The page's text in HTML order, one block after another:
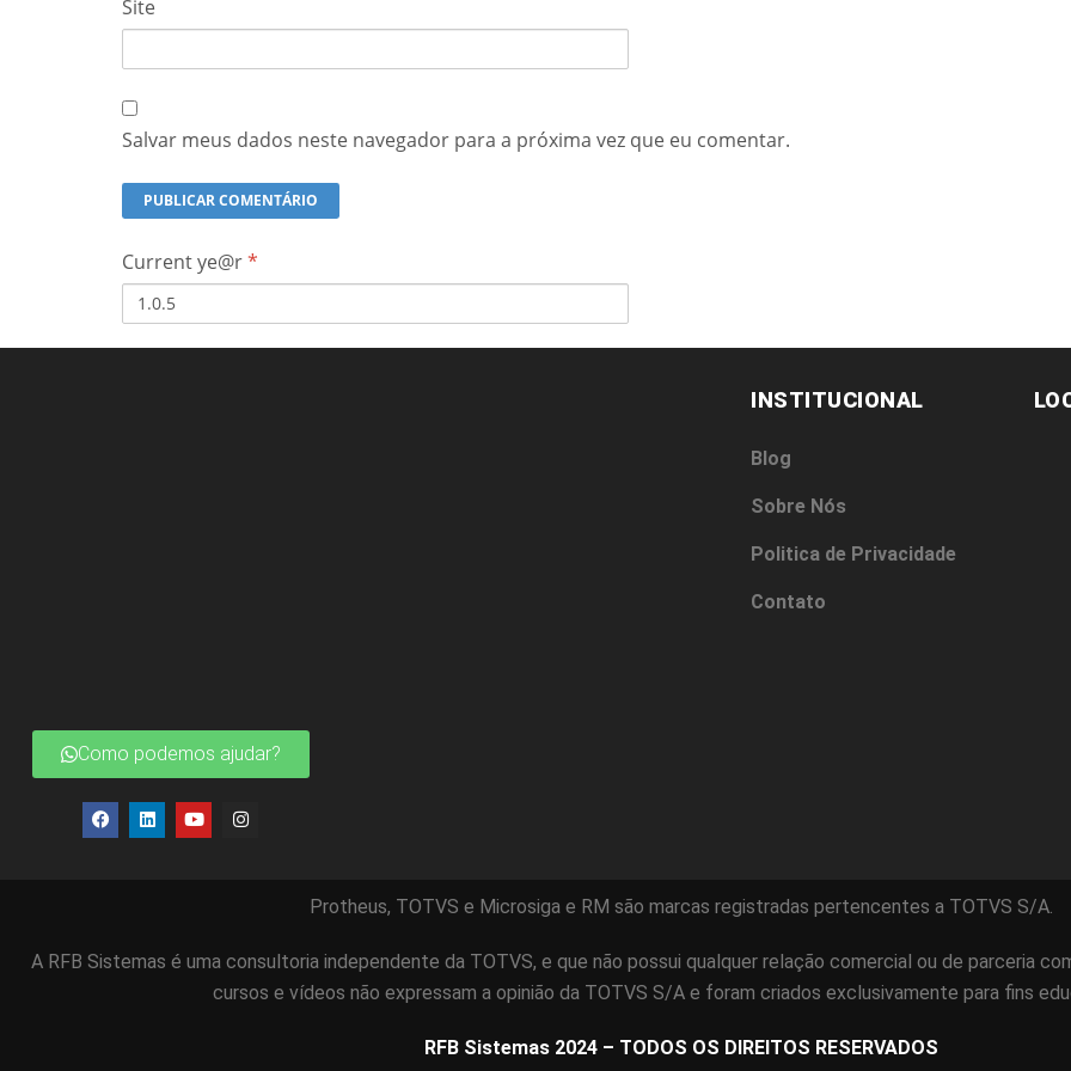
Site
Salvar meus dados neste navegador para a próxima vez que eu comentar.
Current ye@r*
Como podemos ajudar?
INSTITUCIONAL
Blog
Sobre Nós
Politica de Privacidade
Contato
Protheus, TOTVS e Microsiga e RM são marcas registradas pertencentes a TOTVS S/A.
A RFB Sistemas é uma consultoria independente da TOTVS, e que não possui qualquer relação comercial ou de parceria
cursos e vídeos não expressam a opinião da TOTVS S/A e foram criados exclusivamente para fins
RFB Sistemas 2024 – TODOS OS DIREITOS RESERVADOS